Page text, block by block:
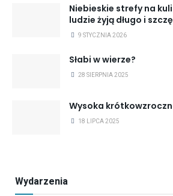
Niebieskie strefy na
ludzie żyją długo i
9 STYCZNIA 2026
Słabi w wierze?
28 SIERPNIA 2025
Wysoka
18 LIPCA 2025
Wydarzenia